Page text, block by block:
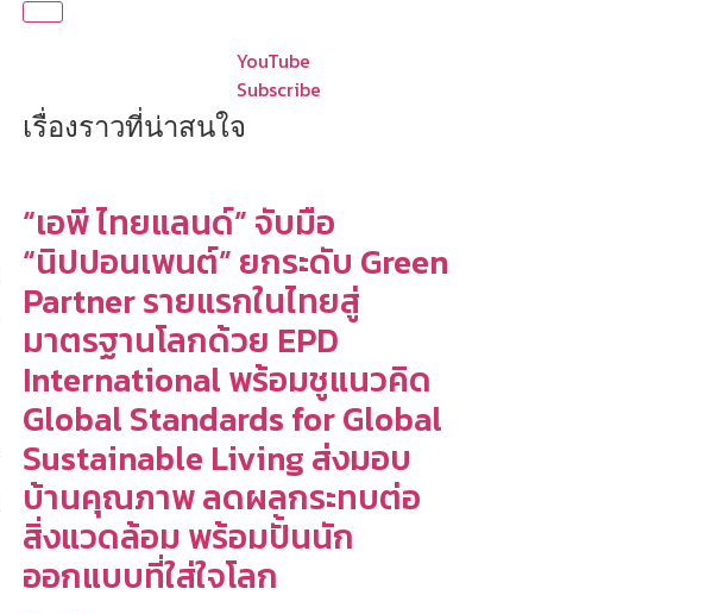
YouTube
Subscribe
เรื่องราวที่น่าสนใจ
“เอพี ไทยแลนด์” จับมือ
“นิปปอนเพนต์” ยกระดับ Green
Partner รายแรกในไทยสู่
มาตรฐานโลกด้วย EPD
International พร้อมชูแนวคิด
Global Standards for Global
Sustainable Living ส่งมอบ
บ้านคุณภาพ ลดผลกระทบต่อ
สิ่งแวดล้อม พร้อมปั้นนัก
ออกแบบที่ใส่ใจโลก